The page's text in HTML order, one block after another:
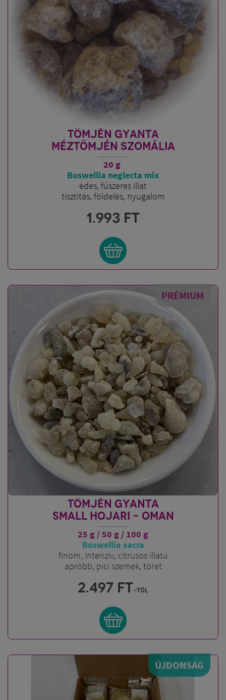
TÖMJÉN GYANTA
MÉZTÖMJÉN SZOMÁLIA
20 g
Boswellia neglecta mix
édes, fűszeres illat
tisztítás, földelés, nyugalom
1.993 FT
PRÉMIUM
TÖMJÉN GYANTA
SMALL HOJARI - OMAN
25 g / 50 g / 100 g
Boswellia sacra
finom, intenzív, citrusos illatú
apróbb, pici szemek, töret
2.497 FT-tól
ÚJDONSÁG